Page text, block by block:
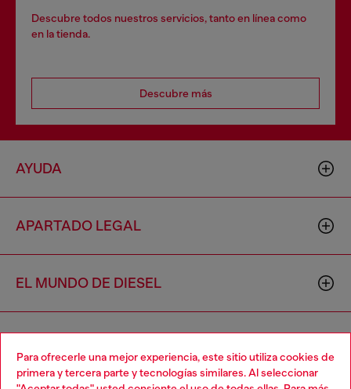
Para ofrecerle una mejor experiencia, este sitio utiliza cookies de
primera y tercera parte y tecnologías similares. Al seleccionar
Descubre todos nuestros servicios, tanto en línea como
en la tienda.
Descubre más
AYUDA
APARTADO LEGAL
EL MUNDO DE DIESEL